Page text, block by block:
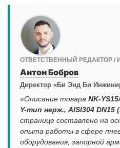
ОТВЕТСТВЕННЫЙ РЕДАКТОР /
Антон Бобров
Директор «Би Энд Би
«Описание товара NK-
Y-тип нерж., AISI304 DN15
странице составлено на
опыта работы в сфере
оборудования, запорной